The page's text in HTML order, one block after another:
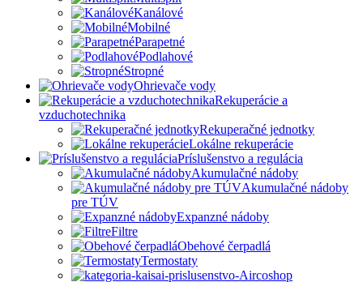
Kanálové
Mobilné
Parapetné
Podlahové
Stropné
Ohrievače vody
Rekuperácie a
vzduchotechnika
Rekuperačné jednotky
Lokálne rekuperácie
Príslušenstvo a regulácia
Akumulačné nádoby
Akumulačné nádoby
pre TÚV
Expanzné nádoby
Filtre
Obehové čerpadlá
Termostaty